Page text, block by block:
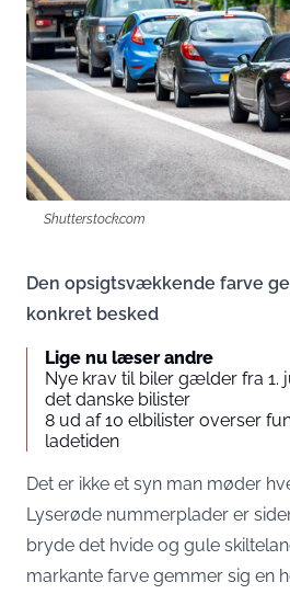
Shutterstock.com
Den opsigtsvækkende farve
konkret besked
Lige nu læser andre
Nye krav til biler gælder fra 1.
det danske bilister
8 ud af 10 elbilister overser
ladetiden
Det er ikke et syn man møder
Lyserøde nummerplader er
bryde det hvide og gule
markante farve gemmer sig en